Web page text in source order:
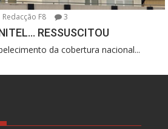
Redacção F8 3
RESSUSCITOU
da cobertura nacional...